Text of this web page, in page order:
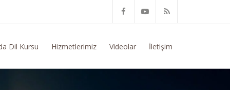
Konusunda Genel Bilgi Talep Ediyorum
Dil Kursu Hizmetlerimiz Videolar İletişim